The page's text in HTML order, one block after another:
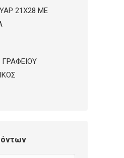
21Χ28 ΜΕ
ΓΡΑΦΕΙΟΥ